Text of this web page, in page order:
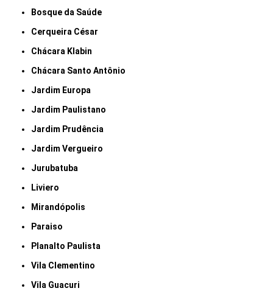
Bosque da Saúde
Cerqueira César
Chácara Klabin
Chácara Santo Antônio
Jardim Europa
Jardim Paulistano
Jardim Prudência
Jardim Vergueiro
Jurubatuba
Liviero
Mirandópolis
Paraiso
Planalto Paulista
Vila Clementino
Vila Guacuri